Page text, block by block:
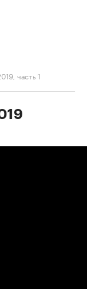
часть 1